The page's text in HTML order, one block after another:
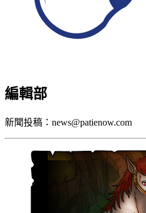
編輯部
新聞投稿：news@patienow.com